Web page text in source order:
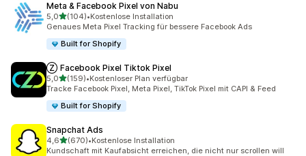
Meta & Facebook Pixel von Nabu
5,0von 5 Sternen
(104)
104 Rezensionen insgesamt
•Kostenlose Installation
Genaues Meta Pixel Tracking für bessere Facebook Ads
Built for Shopify
Ⓩ Facebook Pixel Tiktok Pixel
5,0von 5 Sternen
(159)
159 Rezensionen insgesamt
•Kostenloser Plan verfügbar
Tracke Facebook Pixel, Meta Pixel, TikTok Pixel mit CAPI & Feed
Built for Shopify
Snapchat Ads
4,6von 5 Sternen
(670)
670 Rezensionen insgesamt
•Kostenlose Installation
Kundschaft mit Kaufabsicht erreichen, die nicht nur scrollen will